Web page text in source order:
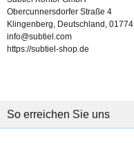
Obercunnersdorfer Straße 4
Klingenberg, Deutschland, 01774
info@subtiel.com
https://subtiel-shop.de
So erreichen Sie uns